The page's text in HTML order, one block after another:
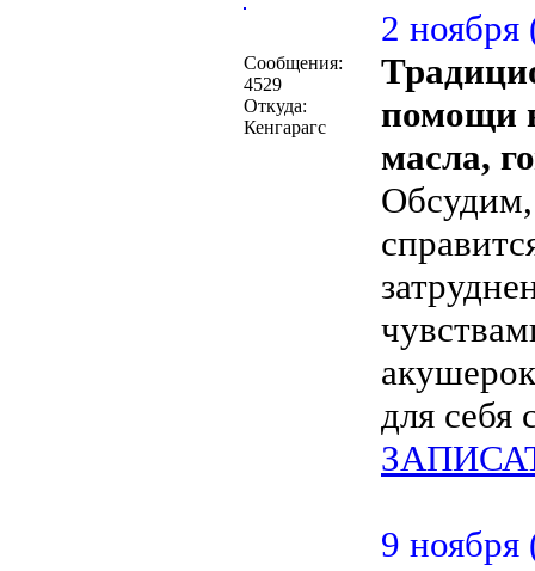
Сообщения:
4529
Откуда:
Кенгарагс
2 ноября
помощи
масла,
для себя
9